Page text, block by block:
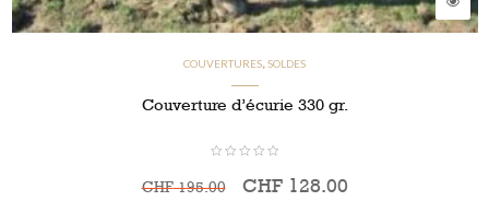
CHF
COUVERTURES,SOLDES
Couverture d’écurie 330 gr.
CHF195.00 CHF128.00